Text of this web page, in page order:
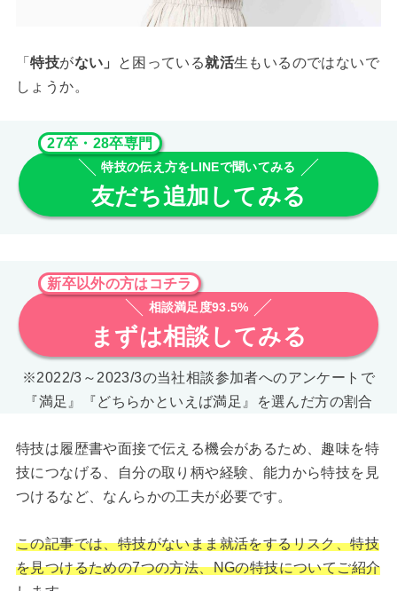
「特技がない」 と困っている就活生もいるのではないで
しょうか。
27卒・28卒専門
特技の伝え方をLINEで聞いてみる
友だち追加してみる
新卒以外の方はコチラ
相談満足度93.5%
まずは相談してみる
※2022/3～2023/3の当社相談参加者へのアンケートで
『満足』『どちらかといえば満足』を選んだ方の割合
特技は履歴書や面接で伝える機会があるため、趣味を特
技につなげる、自分の取り柄や経験、能力から特技を見
つけるなど、なんらかの工夫が必要です。
この記事では、特技がないまま就活をするリスク、特技
を見つけるための7つの方法、NGの特技についてご紹介